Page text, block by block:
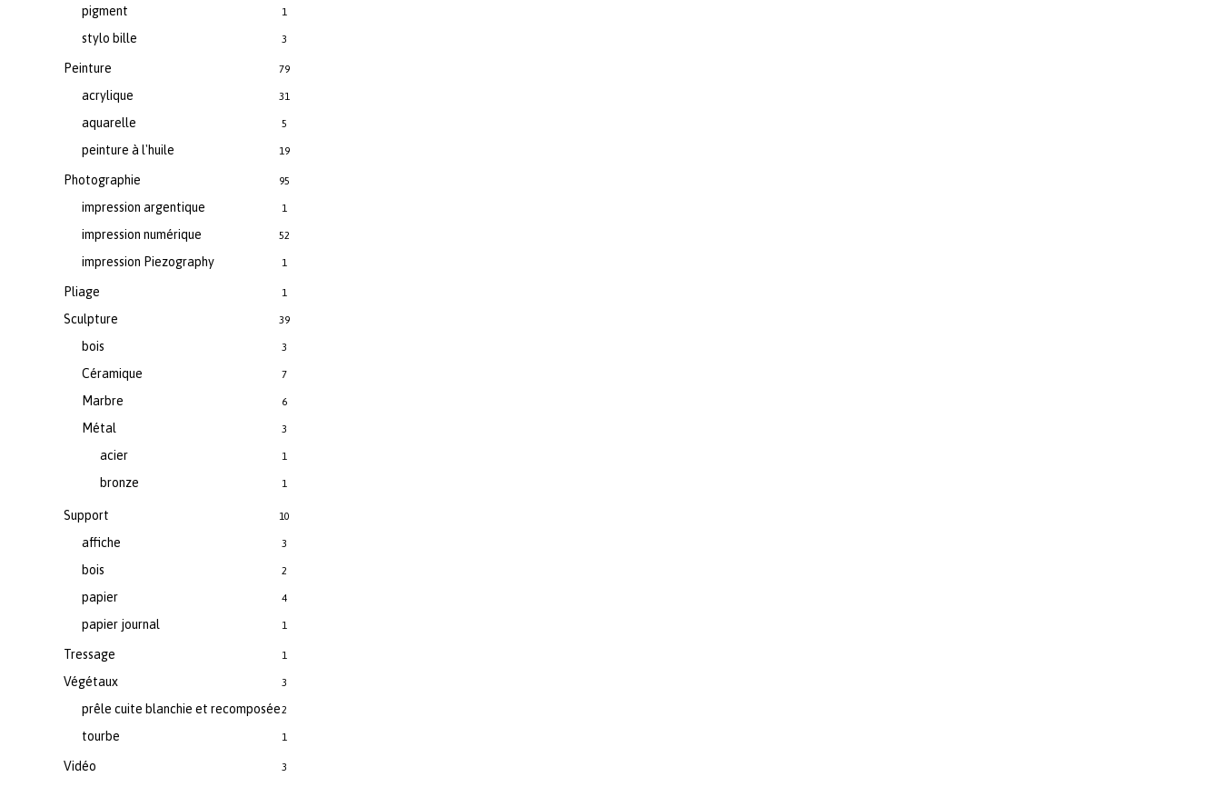
pigment 1
stylo bille 3
Peinture 79
acrylique 31
aquarelle 5
peinture à l'huile 19
Photographie 95
impression argentique 1
impression numérique 52
impression Piezography 1
Pliage 1
Sculpture 39
bois 3
Céramique 7
Marbre 6
Métal 3
acier 1
bronze 1
Support 10
affiche 3
bois 2
papier 4
papier journal 1
Tressage 1
Végétaux 3
prêle cuite blanchie et recomposée2
tourbe 1
Vidéo 3